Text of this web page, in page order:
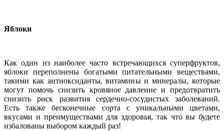
Яблоки
Как один из наиболее часто встречающихся суперфруктов,
яблоки переполнены богатыми питательными веществами,
такими как антиоксиданты, витамины и минералы, которые
могут помочь снизить кровяное давление и предотвратить
снизить риск развития сердечно-сосудистых заболеваний.
Есть также бесконечные сорта с уникальными цветами,
вкусами и преимуществами для здоровья, так что вы будете
избалованы выбором каждый раз!